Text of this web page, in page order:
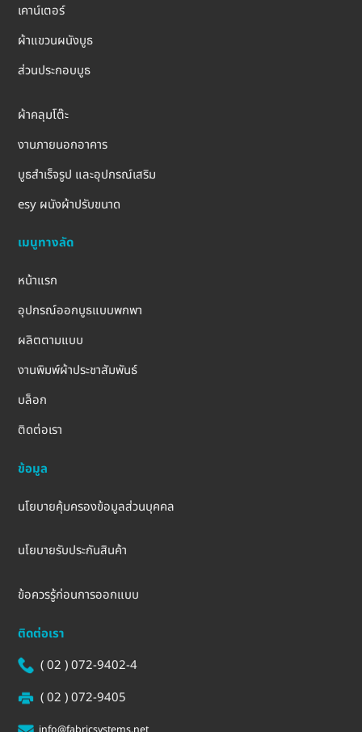
เคาน์เตอร์
ผ้าแขวนผนังบูธ
ส่วนประกอบบูธ
ผ้าคลุมโต๊ะ
งานภายนอกอาคาร
บูธสำเร็จรูป และอุปกรณ์เสริม
esy ผนังผ้าปรับขนาด
เมนูทางลัด
หน้าแรก
อุปกรณ์ออกบูธแบบพกพา
ผลิตตามแบบ
งานพิมพ์ผ้าประชาสัมพันธ์
บล็อก
ติดต่อเรา
ข้อมูล
นโยบายคุ้มครองข้อมูลส่วนบุคคล
นโยบายรับประกันสินค้า
ข้อควรรู้ก่อนการออกแบบ
ติดต่อเรา
( 02 ) 072-9402-4
( 02 ) 072-9405